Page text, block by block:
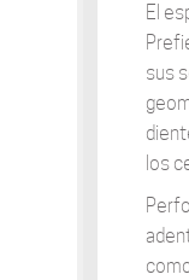
El
sus
los